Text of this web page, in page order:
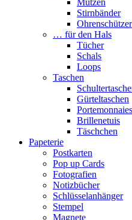
Mützen
Stirnbänder
Ohrenschützer
… für den Hals
Tücher
Schals
Loops
Taschen
Gürteltaschen
Portemonnaies
Brillenetuis
Täschchen
Papeterie
Postkarten
Pop up Cards
Fotografien
Notizbücher
Schlüsselanhänger
Stempel
Magnete